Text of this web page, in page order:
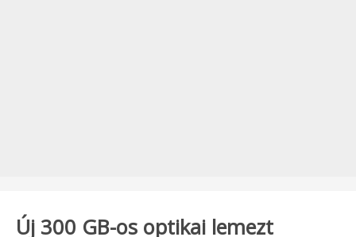
Új 300 GB-os optikai lemezt